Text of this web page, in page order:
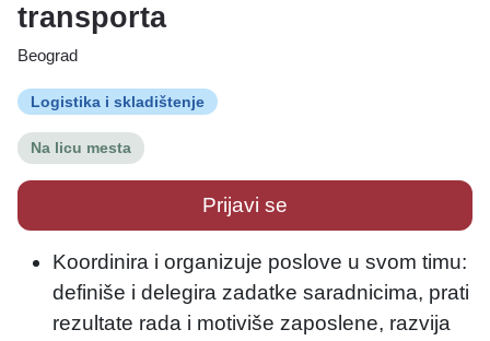
transporta
Beograd
Logistika i skladištenje
Na licu mesta
Prijavi se
Koordinira i organizuje poslove u svom timu:
definiše i delegira zadatke saradnicima, prati
rezultate rada i motiviše zaposlene, razvija